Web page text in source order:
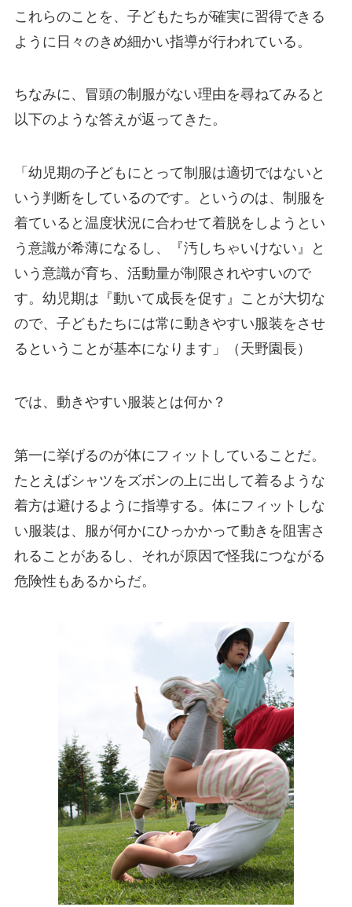
これらのことを、子どもたちが確実に習得できる
ように日々のきめ細かい指導が行われている。
ちなみに、冒頭の制服がない理由を尋ねてみると
以下のような答えが返ってきた。
「幼児期の子どもにとって制服は適切ではないと
いう判断をしているのです。というのは、制服を
着ていると温度状況に合わせて着脱をしようとい
う意識が希薄になるし、『汚しちゃいけない』と
いう意識が育ち、活動量が制限されやすいので
す。幼児期は『動いて成長を促す』ことが大切な
ので、子どもたちには常に動きやすい服装をさせ
るということが基本になります」（天野園長）
では、動きやすい服装とは何か？
第一に挙げるのが体にフィットしていることだ。
たとえばシャツをズボンの上に出して着るような
着方は避けるように指導する。体にフィットしな
い服装は、服が何かにひっかかって動きを阻害さ
れることがあるし、それが原因で怪我につながる
危険性もあるからだ。